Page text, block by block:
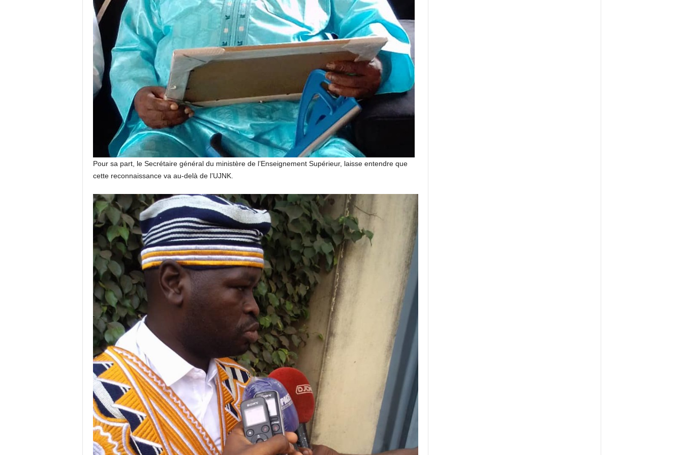
Pour sa part, le Secrétaire général du ministère de l’Enseignement Supérieur, laisse entendre que
cette reconnaissance va au-delà de l’UJNK.